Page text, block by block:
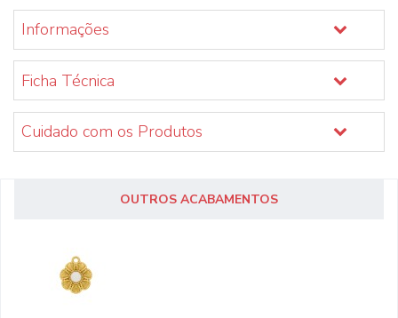
Informações
Ficha Técnica
Cuidado com os Produtos
OUTROS ACABAMENTOS